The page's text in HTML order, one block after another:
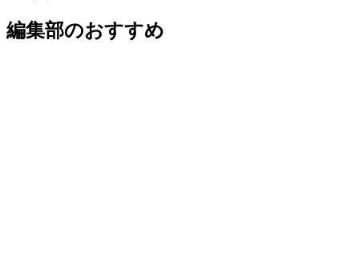
編集部のおすすめ